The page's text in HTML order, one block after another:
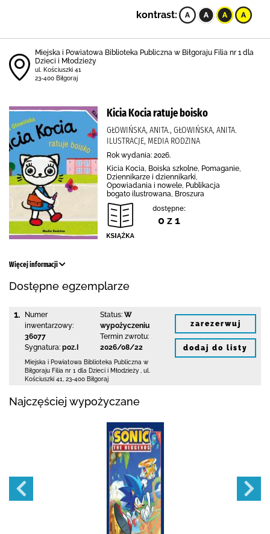
kontrast:
Miejska i Powiatowa Biblioteka Publiczna w Biłgoraju Filia nr 1 dla
Dzieci i Młodzieży
ul. Kościuszki 41
23-400 Biłgoraj
Kicia Kocia ratuje boisko
GŁOWIŃSKA, ANITA., GŁOWIŃSKA, ANITA.
ILUSTRACJE, MEDIA RODZINA
Rok wydania: 2026.
Kicia Kocia, Boiska szkolne, Pomaganie,
Dziennikarze i dziennikarki,
Opowiadania i nowele, Publikacja
bogato ilustrowana, Broszura
dostępne:
0 z 1
Więcej informacji
Dostępne egzemplarze
1.
Numer
inwentarzowy:
36077
Sygnatura: poz.I
Status: W
wypożyczeniu
Termin zwrotu:
2026/08/22
Miejska i Powiatowa Biblioteka Publiczna w
Biłgoraju Filia nr 1 dla Dzieci i Młodzieży
ul.
Kościuszki 41
23-400 Biłgoraj
zarezerwuj
dodaj do listy
Najczęściej wypożyczane